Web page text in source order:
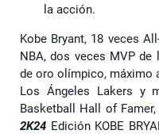
la acción.
Kobe Bryant, 18 veces
NBA, dos veces MVP
de oro olímpico, máximo
Los Ángeles Lakers y
Basketball Hall of
2K24 Edición KOBE